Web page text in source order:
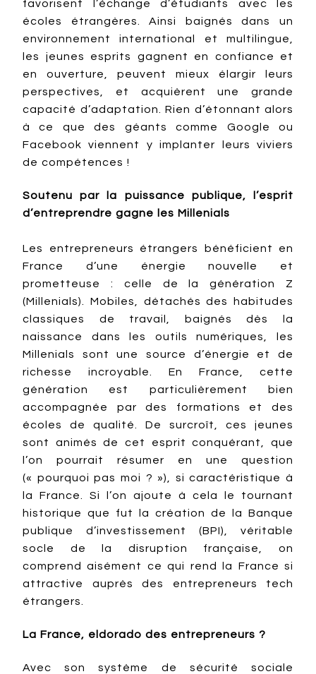
favorisent l’échange d’étudiants avec les
écoles étrangères. Ainsi baignés dans un
environnement international et multilingue,
les jeunes esprits gagnent en confiance et
en ouverture, peuvent mieux élargir leurs
perspectives, et acquièrent une grande
capacité d’adaptation. Rien d’étonnant alors
à ce que des géants comme Google ou
Facebook viennent y implanter leurs viviers
de compétences !
Soutenu par la puissance publique, l’esprit
d’entreprendre gagne les Millenials
Les entrepreneurs étrangers bénéficient en
France d’une énergie nouvelle et
prometteuse : celle de la génération Z
(Millenials). Mobiles, détachés des habitudes
classiques de travail, baignés dès la
naissance dans les outils numériques, les
Millenials sont une source d’énergie et de
richesse incroyable. En France, cette
génération est particulièrement bien
accompagnée par des formations et des
écoles de qualité. De surcroît, ces jeunes
sont animés de cet esprit conquérant, que
l’on pourrait résumer en une question
(« pourquoi pas moi ? »), si caractéristique à
la France. Si l’on ajoute à cela le tournant
historique que fut la création de la Banque
publique d’investissement (BPI), véritable
socle de la disruption française, on
comprend aisément ce qui rend la France si
attractive auprès des entrepreneurs tech
étrangers.
La France, eldorado des entrepreneurs ?
Avec son système de sécurité sociale